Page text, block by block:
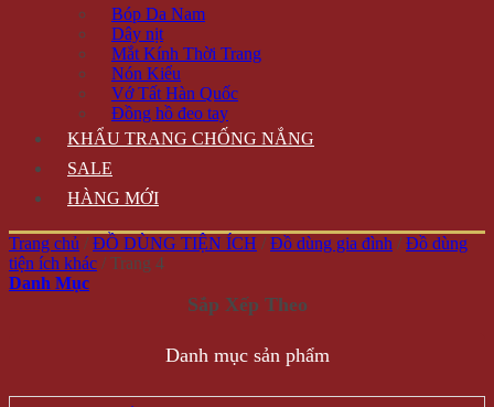
Bóp Da Nam
Dây nịt
Mắt Kính Thời Trang
Nón Kiểu
Vớ Tất Hàn Quốc
Đồng hồ đeo tay
KHẨU TRANG CHỐNG NẮNG
SALE
HÀNG MỚI
Trang chủ / ĐỒ DÙNG TIỆN ÍCH / Đồ dùng gia đình / Đồ dùng
tiện ích khác / Trang 4
Danh Mục
Danh mục sản phẩm